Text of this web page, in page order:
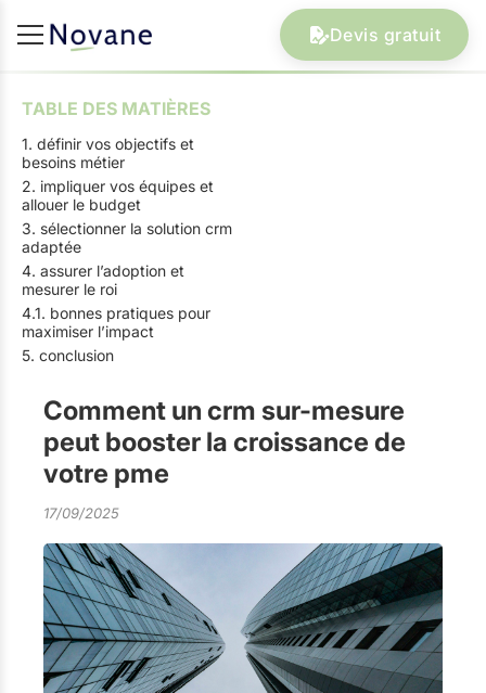
Devis gratuit
TABLE DES MATIÈRES
1. définir vos objectifs et
besoins métier
2. impliquer vos équipes et
allouer le budget
3. sélectionner la solution crm
adaptée
4. assurer l’adoption et
mesurer le roi
4.1. bonnes pratiques pour
maximiser l’impact
5. conclusion
Comment un crm sur-mesure
peut booster la croissance de
votre pme
17/09/2025